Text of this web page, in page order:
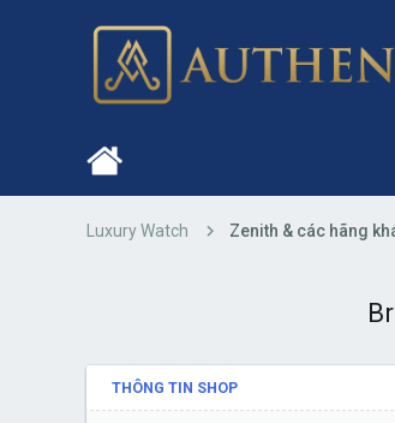
Luxury Watch Zenith & các hãng
THÔNG TIN SHOP